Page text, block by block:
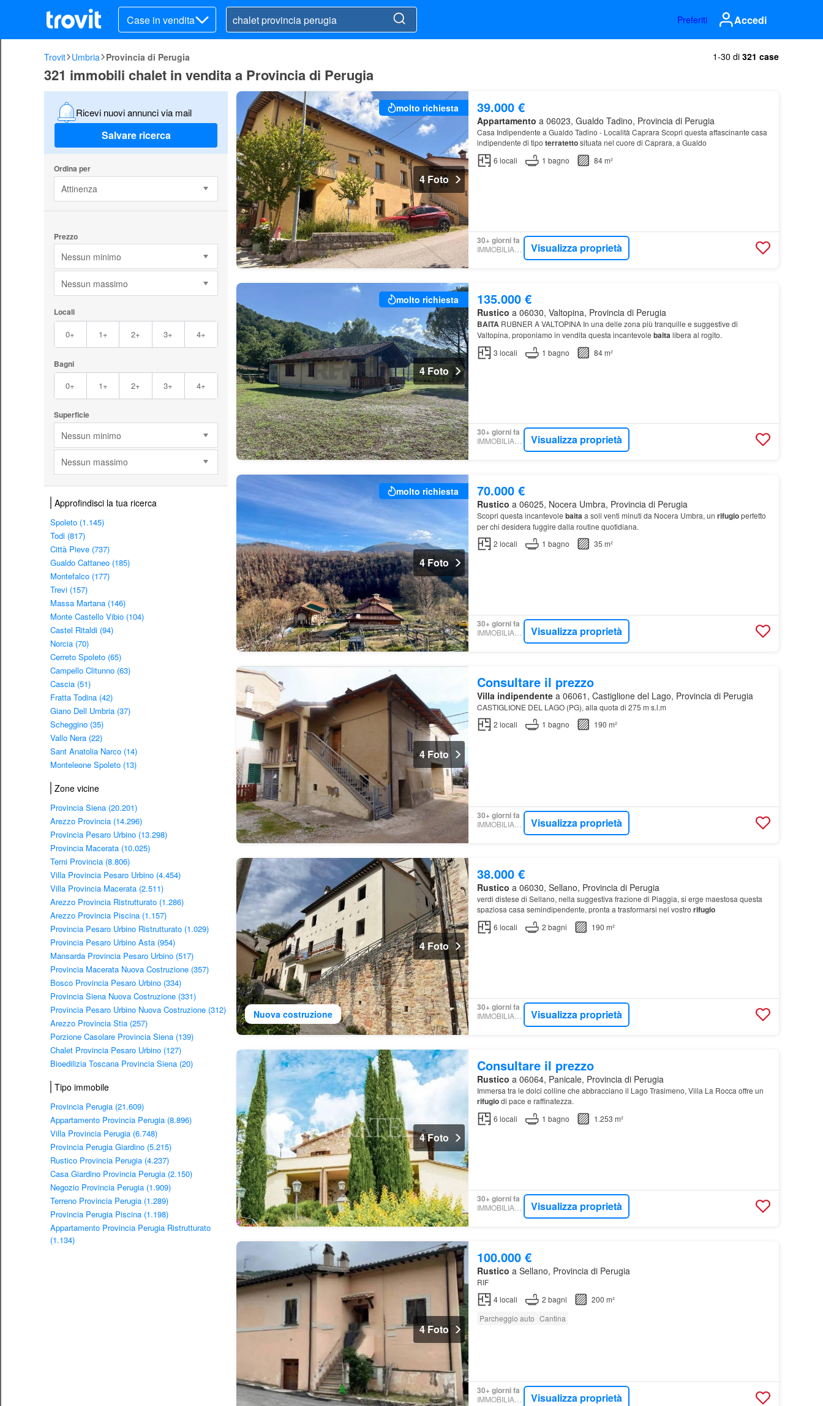
Case in vendita Preferiti Accedi
Trovit Umbria Provincia di Perugia 1-30 di 321 case
321 immobili chalet in vendita a Provincia di Perugia
Ricevi nuovi annunci via mail
Salvare ricerca
Ordina per
Attinenza
Prezzo
Nessun minimo
Nessun massimo
Locali
0+ 1+ 2+ 3+ 4+
Bagni
0+ 1+ 2+ 3+ 4+
Superficie
Nessun minimo
Nessun massimo
Approfindisci la tua ricerca
Spoleto (1.145)
Todi (817)
Città Pieve (737)
Gualdo Cattaneo (185)
Montefalco (177)
Trevi (157)
Massa Martana (146)
Monte Castello Vibio (104)
Castel Ritaldi (94)
Norcia (70)
Cerreto Spoleto (65)
Campello Clitunno (63)
Cascia (51)
Fratta Todina (42)
Giano Dell Umbria (37)
Scheggino (35)
Vallo Nera (22)
Sant Anatolia Narco (14)
Monteleone Spoleto (13)
Zone vicine
Provincia Siena (20.201)
Arezzo Provincia (14.296)
Provincia Pesaro Urbino (13.298)
Provincia Macerata (10.025)
Terni Provincia (8.806)
Villa Provincia Pesaro Urbino (4.454)
Villa Provincia Macerata (2.511)
Arezzo Provincia Ristrutturato (1.286)
Arezzo Provincia Piscina (1.157)
Provincia Pesaro Urbino Ristrutturato (1.029)
Provincia Pesaro Urbino Asta (954)
Mansarda Provincia Pesaro Urbino (517)
Provincia Macerata Nuova Costruzione (357)
Bosco Provincia Pesaro Urbino (334)
Provincia Siena Nuova Costruzione (331)
Provincia Pesaro Urbino Nuova Costruzione (312)
Arezzo Provincia Stia (257)
Porzione Casolare Provincia Siena (139)
Chalet Provincia Pesaro Urbino (127)
Bioedilizia Toscana Provincia Siena (20)
Tipo immobile
Provincia Perugia (21.609)
Appartamento Provincia Perugia (8.896)
Villa Provincia Perugia (6.748)
Provincia Perugia Giardino (5.215)
Rustico Provincia Perugia (4.237)
Casa Giardino Provincia Perugia (2.150)
Negozio Provincia Perugia (1.909)
Terreno Provincia Perugia (1.289)
Provincia Perugia Piscina (1.198)
Appartamento Provincia Perugia Ristrutturato
(1.134)
molto richiesta
4 Foto
39.000 €
Appartamento a 06023, Gualdo Tadino, Provincia di Perugia
Casa Indipendente a Gualdo Tadino - Località Caprara Scopri questa affascinante casa
indipendente di tipo terratettosituata nel cuore di Caprara, a Gualdo
6 locali 1 bagno 84 m²
30+ giorni fa
IMMOBILIARE.IT Visualizza proprietà
molto richiesta
4 Foto
135.000 €
Rustico a 06030, Valtopina, Provincia di Perugia
BAITA RUBNER A VALTOPINA In una delle zona più tranquille e suggestive di
Valtopina, proponiamo in vendita questa incantevole baitalibera al rogito.
3 locali 1 bagno 84 m²
30+ giorni fa
IMMOBILIARE.IT Visualizza proprietà
molto richiesta
4 Foto
70.000 €
Rustico a 06025, Nocera Umbra, Provincia di Perugia
Scopri questa incantevole baitaa soli venti minuti da Nocera Umbra, un rifugioperfetto
per chi desidera fuggire dalla routine quotidiana.
2 locali 1 bagno 35 m²
30+ giorni fa
IMMOBILIARE.IT Visualizza proprietà
4 Foto
Consultare il prezzo
Villa indipendentea 06061, Castiglione del Lago, Provincia di Perugia
CASTIGLIONE DEL LAGO (PG), alla quota di 275 m s.l.m
2 locali 1 bagno 190 m²
30+ giorni fa
IMMOBILIARE.IT Visualizza proprietà
Nuova costruzione
4 Foto
38.000 €
Rustico a 06030, Sellano, Provincia di Perugia
verdi distese di Sellano, nella suggestiva frazione di Piaggia, si erge maestosa questa
spaziosa casa semindipendente, pronta a trasformarsi nel vostro rifugio
6 locali 2 bagni 190 m²
30+ giorni fa
IMMOBILIARE.IT Visualizza proprietà
4 Foto
Consultare il prezzo
Rustico a 06064, Panicale, Provincia di Perugia
Immersa tra le dolci colline che abbracciano il Lago Trasimeno, Villa La Rocca offre un
rifugiodi pace e raffinatezza.
6 locali 1 bagno 1.253 m²
30+ giorni fa
IMMOBILIARE.IT Visualizza proprietà
4 Foto
100.000 €
Rustico a Sellano, Provincia di Perugia
RIF
4locali 2 bagni
200 m²
Parcheggio auto Cantina
30+ giorni fa
IMMOBILIARE.IT Visualizza proprietà